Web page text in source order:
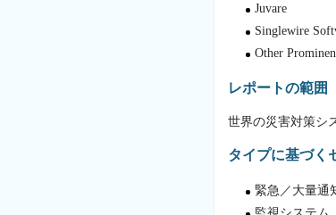
Juvare
Singlewire
Other
レポートの範囲
世界の災害対策シ
タイプに基づく
緊急／大量通